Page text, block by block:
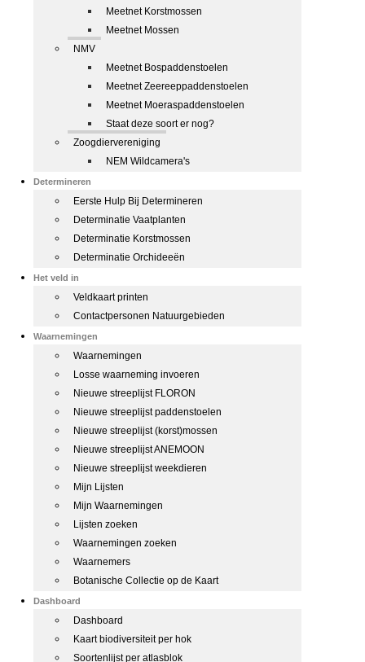
Meetnet Korstmossen
Meetnet Mossen
NMV
Meetnet Bospaddenstoelen
Meetnet Zeereeppaddenstoelen
Meetnet Moeraspaddenstoelen
Staat deze soort er nog?
Zoogdiervereniging
NEM Wildcamera's
Determineren
Eerste Hulp Bij Determineren
Determinatie Vaatplanten
Determinatie Korstmossen
Determinatie Orchideeën
Het veld in
Veldkaart printen
Contactpersonen Natuurgebieden
Waarnemingen
Waarnemingen
Losse waarneming invoeren
Nieuwe streeplijst FLORON
Nieuwe streeplijst paddenstoelen
Nieuwe streeplijst (korst)mossen
Nieuwe streeplijst ANEMOON
Nieuwe streeplijst weekdieren
Mijn Lijsten
Mijn Waarnemingen
Lijsten zoeken
Waarnemingen zoeken
Waarnemers
Botanische Collectie op de Kaart
Dashboard
Dashboard
Kaart biodiversiteit per hok
Soortenlijst per atlasblok